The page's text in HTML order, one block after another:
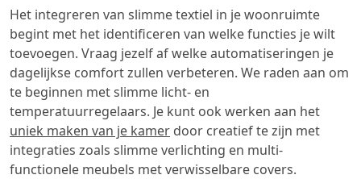
Het integreren van slimme textiel in je woonruimte
begint met het identificeren van welke functies je wilt
toevoegen. Vraag jezelf af welke automatiseringen je
dagelijkse comfort zullen verbeteren. We raden aan om
te beginnen met slimme licht- en
temperatuurregelaars. Je kunt ook werken aan het
uniek maken van je kamer door creatief te zijn met
integraties zoals slimme verlichting en multi-
functionele meubels met verwisselbare covers.